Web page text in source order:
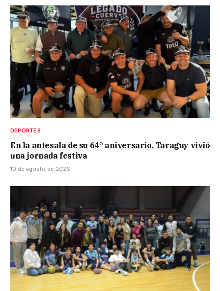
DEPORTES
En la antesala de su 64° aniversario, Taraguy vivió
una jornada festiva
10 de agosto de 2026